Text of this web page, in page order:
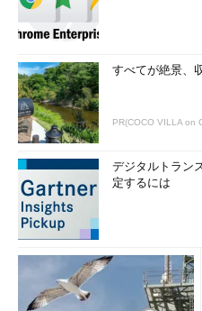
すべてが絶景、
PR(COCO VILLA on
デジタルトラン
定するには